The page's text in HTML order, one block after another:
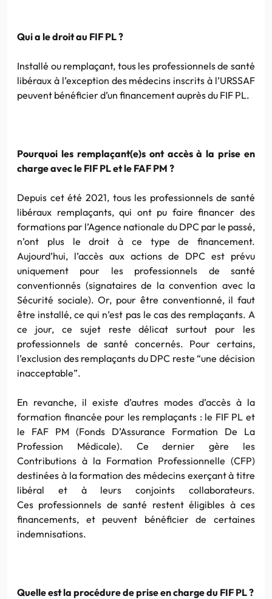
Qui a le droit au FIF PL ?
Installé ou remplaçant, tous les professionnels de santé
libéraux à l’exception des médecins inscrits à l’URSSAF
peuvent bénéficier d’un financement auprès du FIF PL.
Pourquoi les remplaçant(e)s ont accès à la prise en
charge avec le FIF PL et le FAF PM ?
Depuis cet été 2021, tous les professionnels de santé
libéraux remplaçants, qui ont pu faire financer des
formations par l’Agence nationale du DPC par le passé,
n’ont plus le droit à ce type de financement.
Aujourd’hui, l’accès aux actions de DPC est prévu
uniquement pour les professionnels de santé
conventionnés (signataires de la convention avec la
Sécurité sociale). Or, pour être conventionné, il faut
être installé, ce qui n’est pas le cas des remplaçants. A
ce jour, ce sujet reste délicat surtout pour les
professionnels de santé concernés. Pour certains,
l’exclusion des remplaçants du DPC reste “une décision
inacceptable”.
En revanche, il existe d’autres modes d’accès à la
formation financée pour les remplaçants : le FIF PL et
le FAF PM (Fonds D’Assurance Formation De La
Profession Médicale). Ce dernier gère les
Contributions à la Formation Professionnelle (CFP)
destinées à la formation des médecins exerçant à titre
libéral et à leurs conjoints collaborateurs.
Ces professionnels de santé restent éligibles à ces
financements, et peuvent bénéficier de certaines
indemnisations.
Quelle est la procédure de prise en charge du FIF PL ?